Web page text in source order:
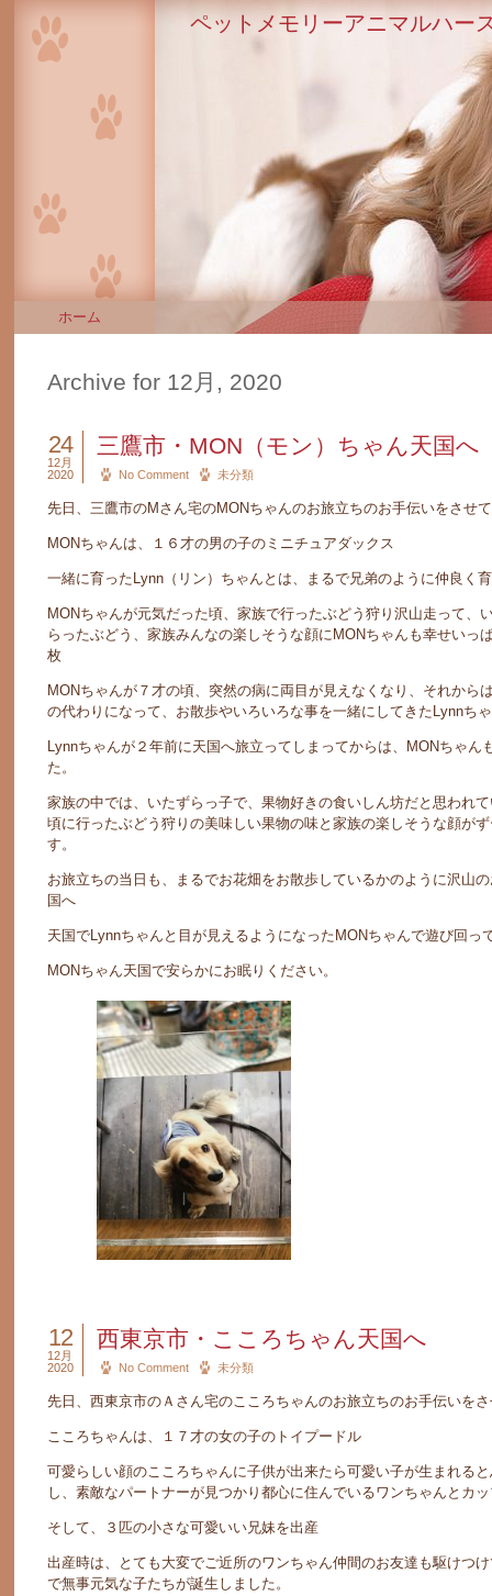
ペットメモリーアニマルハー
ホーム
Archive for 12月, 2020
三鷹市・MON（モン）ちゃん天国へ
24
12月
2020
No Comment 未分類
先日、三鷹市のМさん宅のMONちゃんのお旅立ちのお手伝いをさせ
MONちゃんは、１６才の男の子のミニチュアダックス
一緒に育ったLynn（リン）ちゃんとは、まるで兄弟のように仲良く
MONちゃんが元気だった頃、家族で行ったぶどう狩り沢山走って、
らったぶどう、家族みんなの楽しそうな顔にMONちゃんも幸せいっ
枚
MONちゃんが７才の頃、突然の病に両目が見えなくなり、それから
の代わりになって、お散歩やいろいろな事を一緒にしてきたLynnち
Lynnちゃんが２年前に天国へ旅立ってしまってからは、MONちゃん
た。
家族の中では、いたずらっ子で、果物好きの食いしん坊だと思われ
頃に行ったぶどう狩りの美味しい果物の味と家族の楽しそうな顔が
す。
お旅立ちの当日も、まるでお花畑をお散歩しているかのように沢山
国へ
天国でLynnちゃんと目が見えるようになったMONちゃんで遊び回っ
MONちゃん天国で安らかにお眠りください。
西東京市・こころちゃん天国へ
12
12月
2020
No Comment 未分類
先日、西東京市のＡさん宅のこころちゃんのお旅立ちのお手伝いを
こころちゃんは、１７才の女の子のトイプードル
可愛らしい顔のこころちゃんに子供が出来たら可愛い子が生まれる
し、素敵なパートナーが見つかり都心に住んでいるワンちゃんとカ
そして、３匹の小さな可愛いい兄妹を出産
出産時は、とても大変でご近所のワンちゃん仲間のお友達も駆けつ
で無事元気な子たちが誕生しました。